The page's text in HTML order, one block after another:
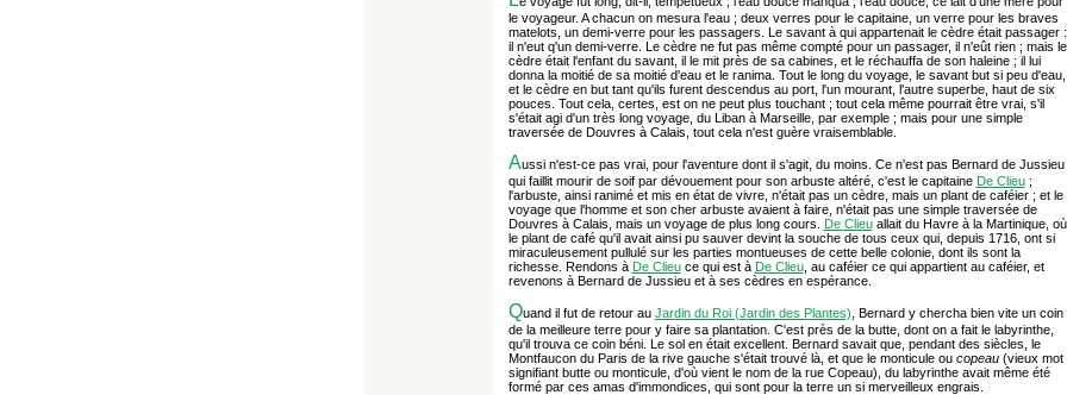
le voyageur. A chacun on mesura l'eau ; deux verres pour le capitaine, un verre pour les braves
matelots, un demi-verre pour les passagers. Le savant à qui appartenait le cèdre était passager :
il n'eut q'un demi-verre. Le cèdre ne fut pas même compté pour un passager, il n'eût rien ; mais le
cèdre était l'enfant du savant, il le mit près de sa cabines, et le réchauffa de son haleine ; il lui
donna la moitié de sa moitié d'eau et le ranima. Tout le long du voyage, le savant but si peu d'eau,
et le cèdre en but tant qu'ils furent descendus au port, l'un mourant, l'autre superbe, haut de six
pouces. Tout cela, certes, est on ne peut plus touchant ; tout cela même pourrait être vrai, s'il
s'était agi d'un très long voyage, du Liban à Marseille, par exemple ; mais pour une simple
traversée de Douvres à Calais, tout cela n'est guère vraisemblable.
Aussi n'est-ce pas vrai, pour l'aventure dont il s'agit, du moins. Ce n'est pas Bernard de Jussieu
qui faillit mourir de soif par dévouement pour son arbuste altéré, c'est le capitaine De Clieu;
l'arbuste, ainsi ranimé et mis en état de vivre, n'était pas un cèdre, mais un plant de caféier ; et le
voyage que l'homme et son cher arbuste avaient à faire, n'était pas une simple traversée de
Douvres à Calais, mais un voyage de plus long cours.
De Clieuallait du Havre à la Martinique, où
le plant de café qu'il avait ainsi pu sauver devint la souche de tous ceux qui, depuis 1716, ont si
miraculeusement pullulé sur les parties montueuses de cette belle colonie, dont ils sont la
richesse. Rendons à De Clieuce qui est à De Clieu, au caféier ce qui appartient au caféier, et
revenons à Bernard de Jussieu et à ses cèdres en espérance.
Quand il fut de retour au Jardin du Roi (Jardin des Plantes) , Bernard y chercha bien vite un coin
de la meilleure terre pour y faire sa plantation. C'est près de la butte, dont on a fait le labyrinthe,
qu'il trouva ce coin béni. Le sol en était excellent. Bernard savait que, pendant des siècles, le
Montfaucon du Paris de la rive gauche s'était trouvé là, et que le monticule ou copeau(vieux mot
signifiant butte ou monticule, d'où vient le nom de la rue Copeau), du labyrinthe avait même été
formé par ces amas d'immondices, qui sont pour la terre un si merveilleux engrais.